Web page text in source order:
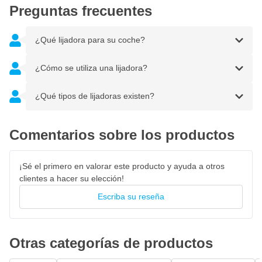
Preguntas frecuentes
¿Qué lijadora para su coche?
¿Cómo se utiliza una lijadora?
¿Qué tipos de lijadoras existen?
Comentarios sobre los productos
¡Sé el primero en valorar este producto y ayuda a otros
clientes a hacer su elección!
Escriba su reseña
Otras categorías de productos